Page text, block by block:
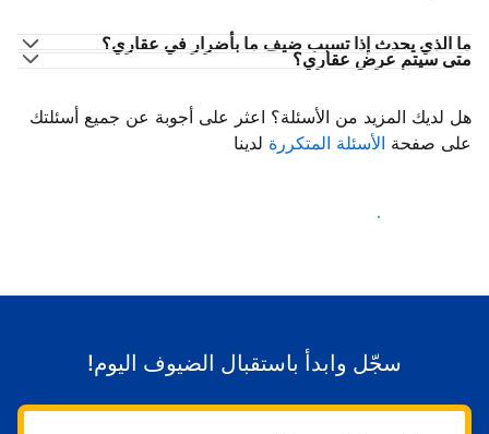
ما الذي يحدث إذا تسبب ضيف ما بأضرار في عقاري؟
متى سيتم عرض عقاري؟
هل لديك المزيد من الأسئلة؟ اعثر على أجوبة عن جميع أسئلتك
على صفحة الأسئلة المتكررة لدينا
ابدأ باستقبال الضيوف
سجّل وابدأ باستقبال الضيوف اليوم!